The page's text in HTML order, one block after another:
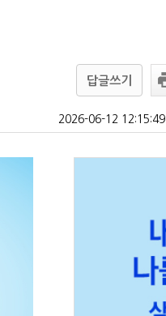
답글쓰기
2026-06-12 12:15:49